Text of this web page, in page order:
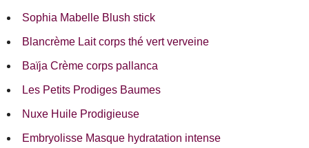
Sophia Mabelle Blush stick
Blancrème Lait corps thé vert verveine
Baïja Crème corps pallanca
Les Petits Prodiges Baumes
Nuxe Huile Prodigieuse
Embryolisse Masque hydratation intense